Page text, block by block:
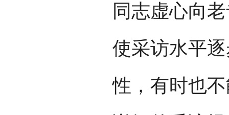
同志虚心向
使采访水平
性，有时也